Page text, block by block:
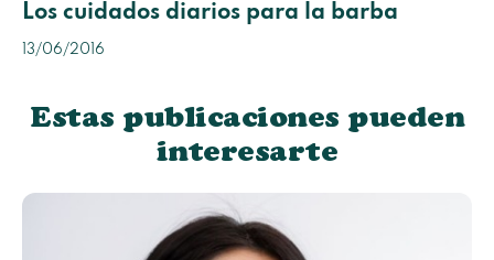
Los cuidados diarios para la barba
13/06/2016
Estas publicaciones pueden
interesarte